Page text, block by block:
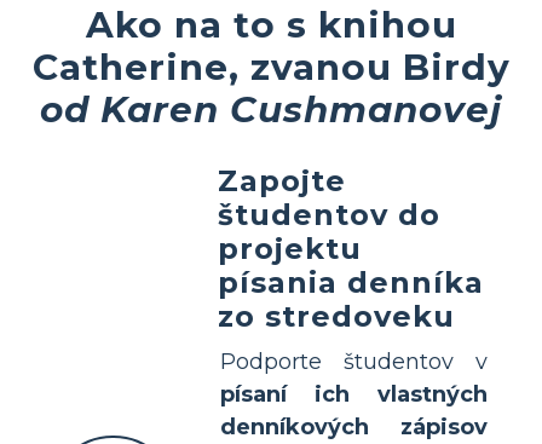
Ako na to s knihou
Catherine, zvanou Birdy
od Karen Cushmanovej
Zapojte
študentov do
projektu
písania denníka
zo stredoveku
Podporte študentov v
písaní ich vlastných
denníkových zápisov